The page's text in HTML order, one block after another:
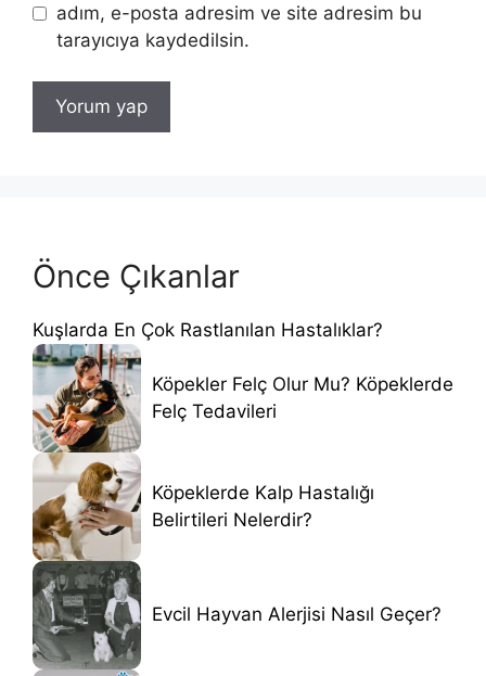
adım, e-posta adresim ve site adresim bu
tarayıcıya kaydedilsin.
Önce Çıkanlar
Kuşlarda En Çok Rastlanılan Hastalıklar?
Köpekler Felç Olur Mu? Köpeklerde
Felç Tedavileri
Köpeklerde Kalp Hastalığı
Belirtileri Nelerdir?
Evcil Hayvan Alerjisi Nasıl Geçer?